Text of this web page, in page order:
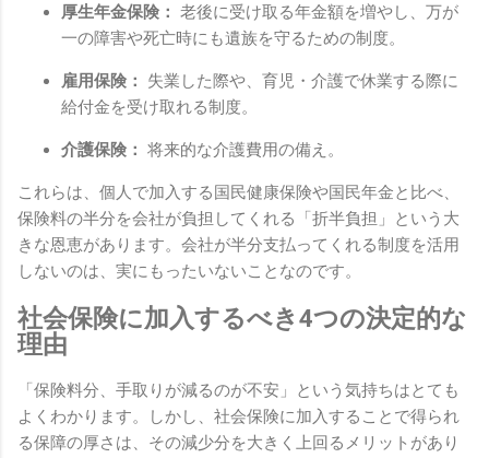
厚生年金保険： 老後に受け取る年金額を増やし、万が
一の障害や死亡時にも遺族を守るための制度。
雇用保険：
失業した際や、育児・介護で休業する際に
給付金を受け取れる制度。
介護保険： 将来的な介護費用の備え。
これらは、個人で加入する国民健康保険や国民年金と比べ、
保険料の半分を会社が負担してくれる「折半負担」という大
きな恩恵があります。会社が半分支払ってくれる制度を活用
しないのは、実にもったいないことなのです。
社会保険に加入するべき4つの決定的な
理由
「保険料分、手取りが減るのが不安」という気持ちはとても
よくわかります。しかし、社会保険に加入することで得られ
る保障の厚さは、その減少分を大きく上回るメリットがあり